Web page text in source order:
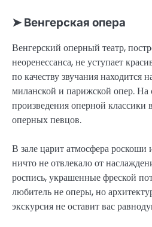
➤ Венгерская опера
Венгерский оперный театр,
неоренессанса, не уступает
по качеству звучания находится
миланской и парижской опер. На
произведения оперной
оперных певцов.
В зале царит атмосфера роскоши
ничто не отвлекало от
роспись, украшенные фреской
любитель не оперы, но
экскурсия не оставит вас